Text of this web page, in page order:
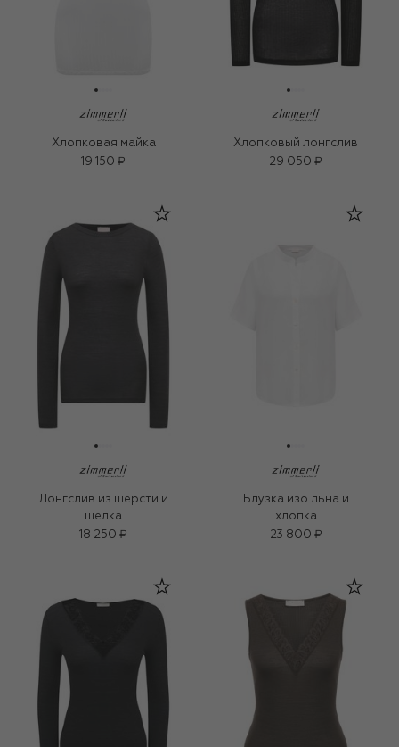
Хлопковая майка
19 150 ₽
Хлопковый лонгслив
29 050 ₽
Лонгслив из шерсти и
шелка
18 250 ₽
Блузка изо льна и
хлопка
23 800 ₽